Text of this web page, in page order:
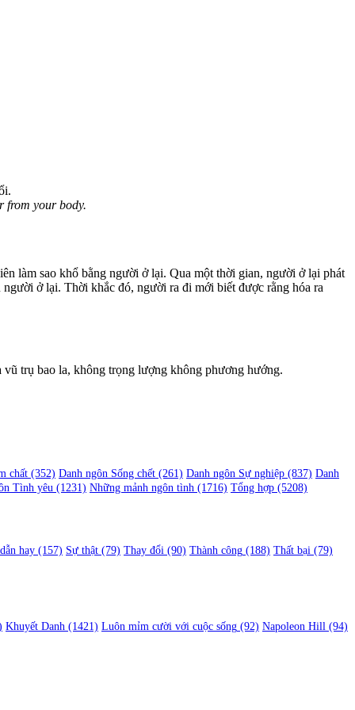
from your body.
làm sao khổ bằng người ở lại. Qua một thời gian, người ở lại phát
ở lại. Thời khắc đó, người ra đi mới biết được rằng hóa ra
trụ bao la, không trọng lượng không phương hướng.
chất (352) Danh ngôn Sống chết (261) Danh ngôn Sự nghiệp (837) Danh
Tình yêu (1231) Những mảnh ngôn tình (1716) Tổng hợp (5208)
hay (157) Sự thật (79) Thay đổi (90) Thành công (188) Thất bại (79)
Khuyết Danh (1421) Luôn mỉm cười với cuộc sống (92) Napoleon Hill (94)